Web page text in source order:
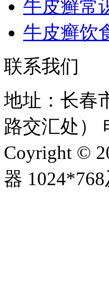
牛皮癣常
牛皮癣饮
联系我们
地址：长春
路交汇处）
Coyright ©
器